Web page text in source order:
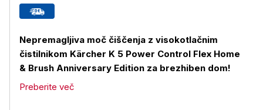
Nepremagljiva moč čiščenja z visokotlačnim
čistilnikom Kärcher K 5 Power Control Flex Home
& Brush Anniversary Edition za brezhiben dom!
Preberite več